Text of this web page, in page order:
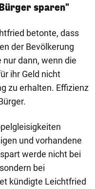
sparen"
betonte, dass
der Bevölkerung
dann, wenn die
ihr Geld nicht
zu erhalten. Effizienz
und vorhandene
werde nicht bei
bei
kündigte Leichtfried